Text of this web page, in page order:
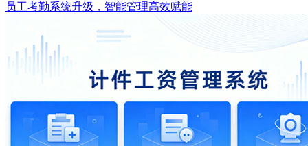
员工考勤系统升级，智能管理高效赋能